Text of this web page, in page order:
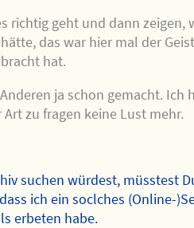
richtig geht und dann zeigen,
das war hier mal der
hat.
ja schon gemacht. Ich
zu fragen keine Lust mehr.
suchen würdest, müsstest
ich ein soclches (Online-
erbeten habe.